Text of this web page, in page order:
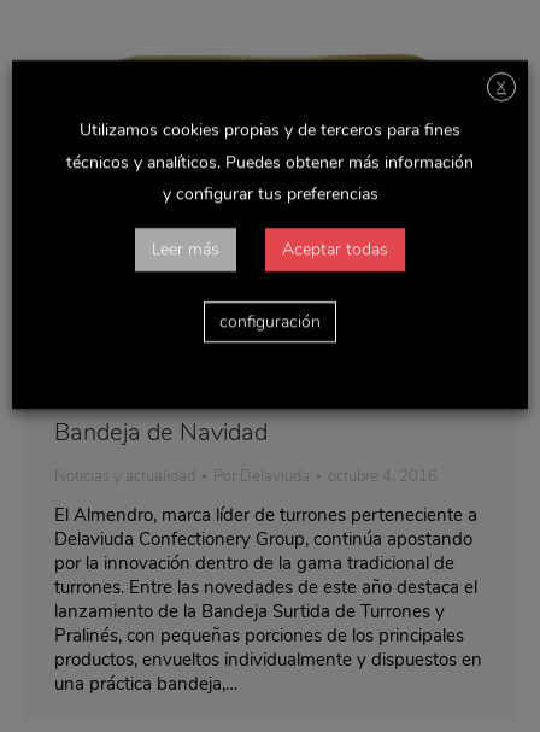
Bandeja de Navidad
Noticias y actualidad Por Delaviuda octubre 4, 2016
El Almendro, marca líder de turrones perteneciente a
Delaviuda Confectionery Group, continúa apostando
por la innovación dentro de la gama tradicional de
turrones. Entre las novedades de este año destaca el
lanzamiento de la Bandeja Surtida de Turrones y
Pralinés, con pequeñas porciones de los principales
productos, envueltos individualmente y dispuestos en
una práctica bandeja,…
X
Utilizamos cookies propias y de terceros para fines
técnicos y analíticos. Puedes obtener más información
y configurar tus preferencias
Leer más Aceptar todas
configuración